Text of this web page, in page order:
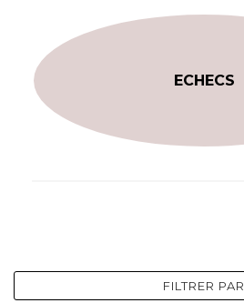
ECHECS
FILTRER PAR